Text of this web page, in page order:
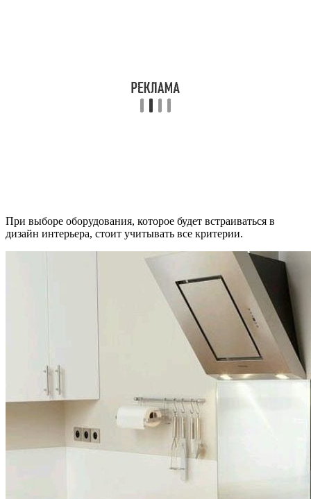
При выборе оборудования, которое будет встраиваться в
дизайн интерьера, стоит учитывать все критерии.